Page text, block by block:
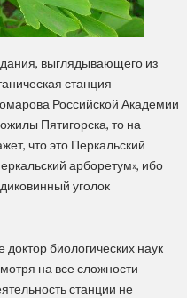
выглядывающего из
станция
Российской Академии
Пятигорска, то на
что это Перкальский
арборетум», ибо
уголок
доктор биологических наук
на все сложности
станции не